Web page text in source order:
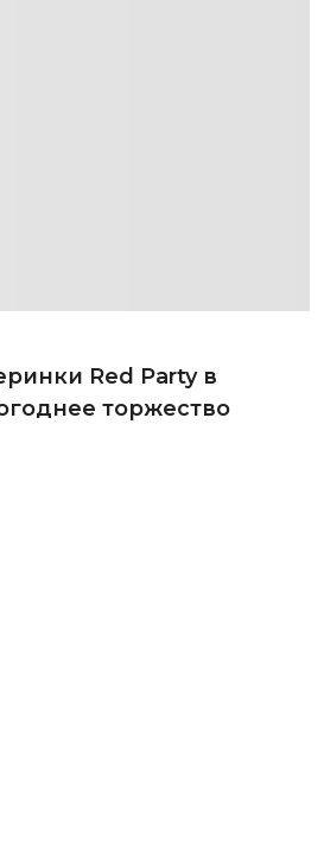
Red Party в
торжество